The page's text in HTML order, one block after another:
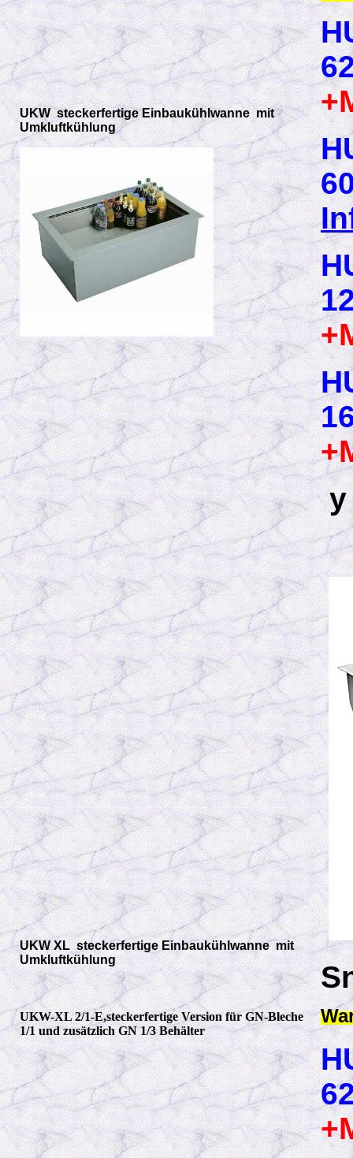
UKW steckerfertige Einbaukühlwanne mit
Umkluftkühlung
UKW XL steckerfertige Einbaukühlwanne mit
Umkluftkühlung
UKW-XL 2/1-E,steckerfertige Version für GN-Bleche
1/1 und zusätzlich GN 1/3 Behälter